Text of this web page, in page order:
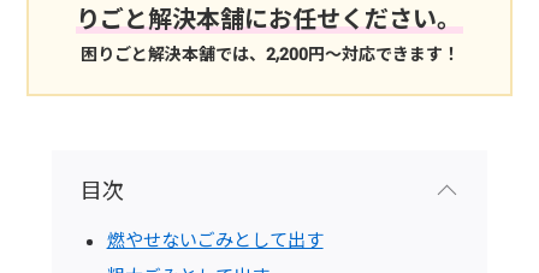
りごと解決本舗にお任せください。
困りごと解決本舗では、2,200円～対応できます！
目次
燃やせないごみとして出す